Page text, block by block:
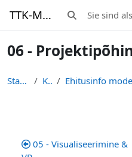
TTK-Moodle Sucheingabe
Sie sind
06 -
Startseite Kurse
05 - Visualiseerimine &